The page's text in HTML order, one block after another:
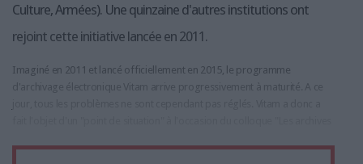
Culture, Armées). Une quinzaine d'autres institutions ont
rejoint cette initiative lancée en 2011.
Imaginé en 2011 et lancé officiellement en 2015, le programme
d'archivage électronique Vitam arrive progressivement à maturité. A ce